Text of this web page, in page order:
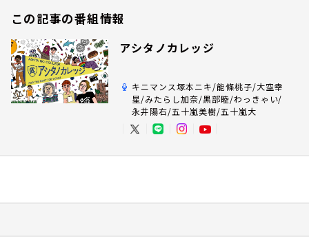
この記事の番組情報
アシタノカレッジ
キニマンス塚本ニキ/能條桃子/大空幸
星/みたらし加奈/黒部睦/わっきゃい/
永井陽右/五十嵐美樹/五十嵐大